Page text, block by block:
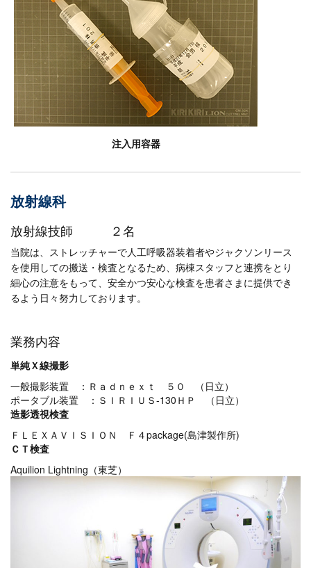
注入用容器
放射線科
放射線技師 ２名
当院は、ストレッチャーで人工呼吸器装着者やジャクソンリース
を使用しての搬送・検査となるため、病棟スタッフと連携をとり
細心の注意をもって、安全かつ安心な検査を患者さまに提供でき
るよう日々努力しております。
業務内容
単純Ｘ線撮影
一般撮影装置 ：Ｒａｄｎｅｘｔ ５０ （日立）
ポータブル装置 ：ＳＩＲＩＵＳ-130ＨＰ （日立）
造影透視検査
ＦＬＥＸＡＶＩＳＩＯＮ Ｆ４package(島津製作所)
ＣＴ検査
Aquilion Lightning（東芝）